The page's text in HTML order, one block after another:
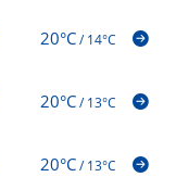
20°C/14°C
20°C/13°C
20°C/13°C